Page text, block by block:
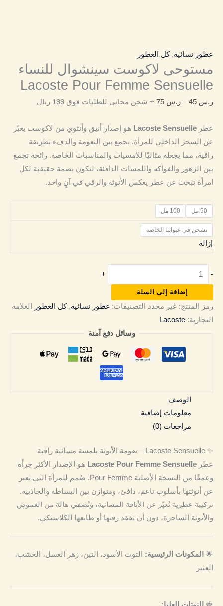
عطور نسائية,كل العطور
مستوحى لاكوست سينشوال للنساء
Lacoste Pour Femme Sensuelle
ر.س – ر.س + شحن مجاني للطلبات فوق 199 ريال
عطر Lacoste Sensuelle هو إصدار أنيق وأنثوي من لاكوست يعبّر
عن السحر الداخلي للمرأة. يجمع بين النعومة والدفء بطريقة
راقية، مما يجعله مثاليًا للأمسيات والمناسبات الخاصة. رائحة تجمع
بين الزهور والفواكه واللمسات الدافئة، لتكون بصمة حقيقية لكل
امرأة تبحث عن عطر يعكس الأنوثة والرقي في آنٍ واحد.
50 مل 100 مل
تشحن في عبواتنا الخاصة
إزالة
-
+
إضافة إلى السلة
رمز المنتج: غير محدد التصنيفات: عطور نسائية,كل العطور
العلامة
التجارية: Lacoste
وسائل دفع آمنة
الوصف
معلومات إضافية
مراجعات (0)
✨ Lacoste Sensuelle – نعومة الأنوثة بلمسة مسائية راقية
عطر Lacoste Pour Femme Sensuelle هو الإصدار الأكثر جرأة
وعمقًا من النسخة الأصلية Pour Femme. صُمم للمرأة التي تعبر
عن أنوثتها بأسلوب ناعم، دافئ، ومتوازن بين البساطة والجاذبية.
تركيبة عطرية تُعبّر عن الأناقة المسائية، وتُضفي هالة من الغموض
والأنوثة الساحرة، دون أن تفقد رقيها أو طابعها الكلاسيكي.
🌟 المكونات الرئيسية: التوت الأسود، التين، زهر العسل، الخشب،
العنبر
🍓
النوتات العليا: